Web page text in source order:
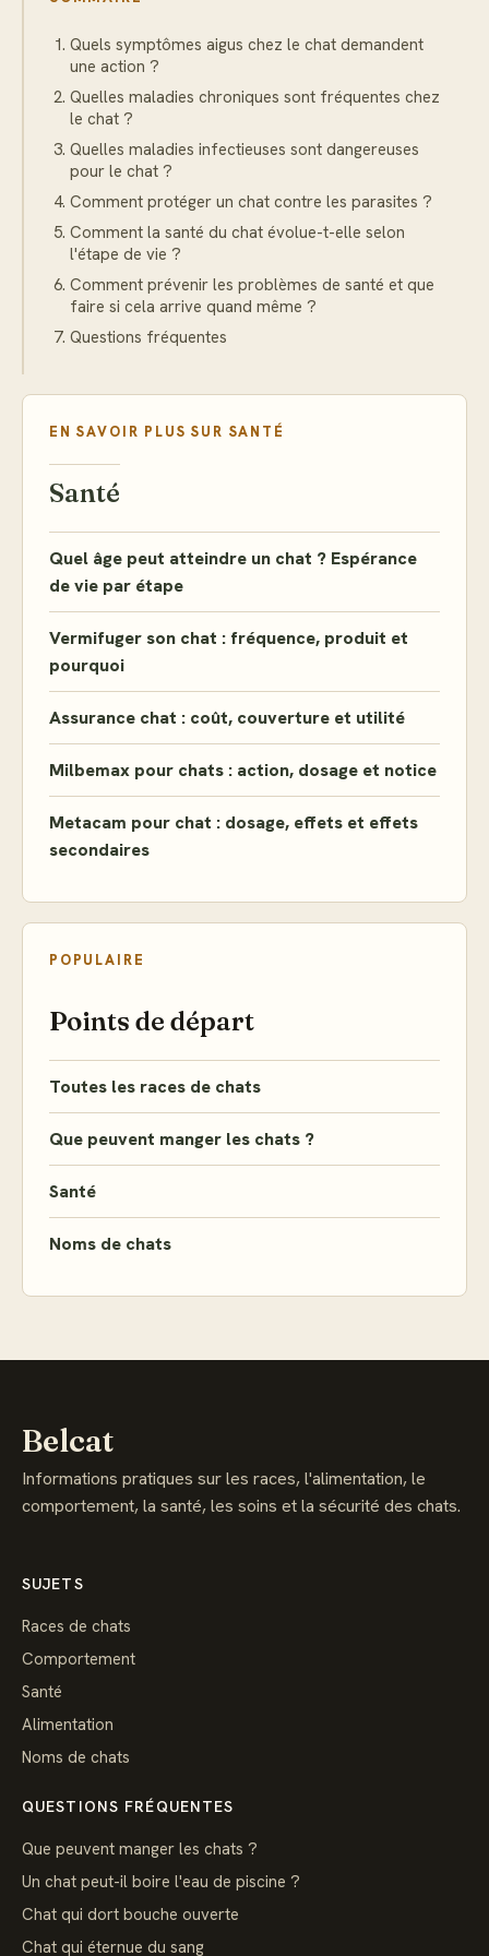
Quels symptômes aigus chez le chat demandent
une action ?
Quelles maladies chroniques sont fréquentes chez
le chat ?
Quelles maladies infectieuses sont dangereuses
pour le chat ?
Comment protéger un chat contre les parasites ?
Comment la santé du chat évolue-t-elle selon
l'étape de vie ?
Comment prévenir les problèmes de santé et que
faire si cela arrive quand même ?
Questions fréquentes
EN SAVOIR PLUS SUR SANTÉ
Santé
Quel âge peut atteindre un chat ? Espérance
de vie par étape
Vermifuger son chat : fréquence, produit et
pourquoi
Assurance chat : coût, couverture et utilité
Milbemax pour chats : action, dosage et notice
Metacam pour chat : dosage, effets et effets
secondaires
POPULAIRE
Points de départ
Toutes les races de chats
Que peuvent manger les chats ?
Santé
Noms de chats
Belcat
Informations pratiques sur les races, l'alimentation, le
comportement, la santé, les soins et la sécurité des chats.
SUJETS
Races de chats
Comportement
Santé
Alimentation
Noms de chats
QUESTIONS FRÉQUENTES
Que peuvent manger les chats ?
Un chat peut-il boire l'eau de piscine ?
Chat qui dort bouche ouverte
Chat qui éternue du sang